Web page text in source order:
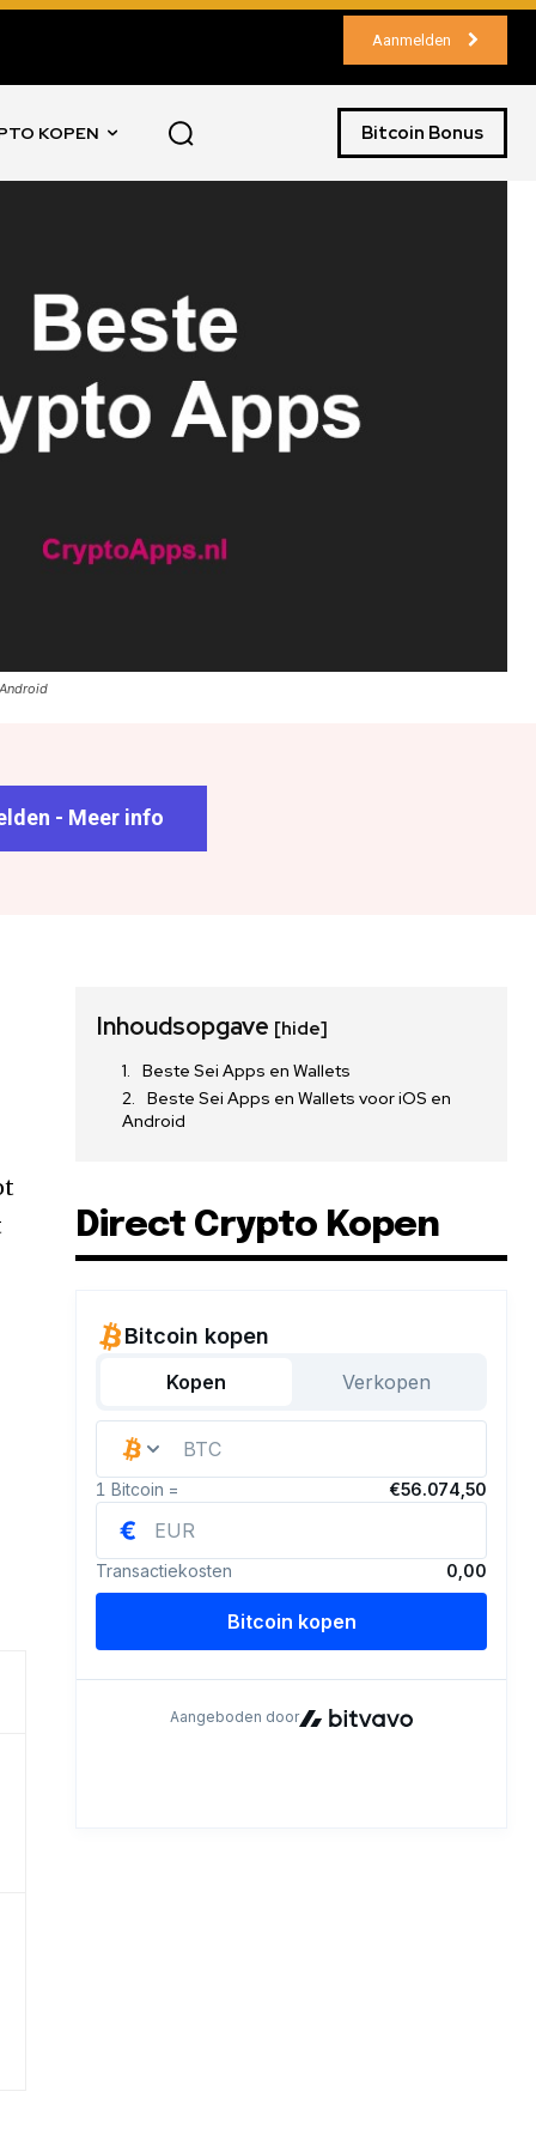
Aanmelden
KOPEN Bitcoin Bonus
- Meer info
Inhoudsopgave [hide]
Beste Sei Apps en Wallets
Beste Sei Apps en Wallets voor iOS en
Android
Direct Crypto Kopen